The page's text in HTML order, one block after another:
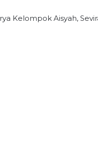
Kelompok Aisyah,